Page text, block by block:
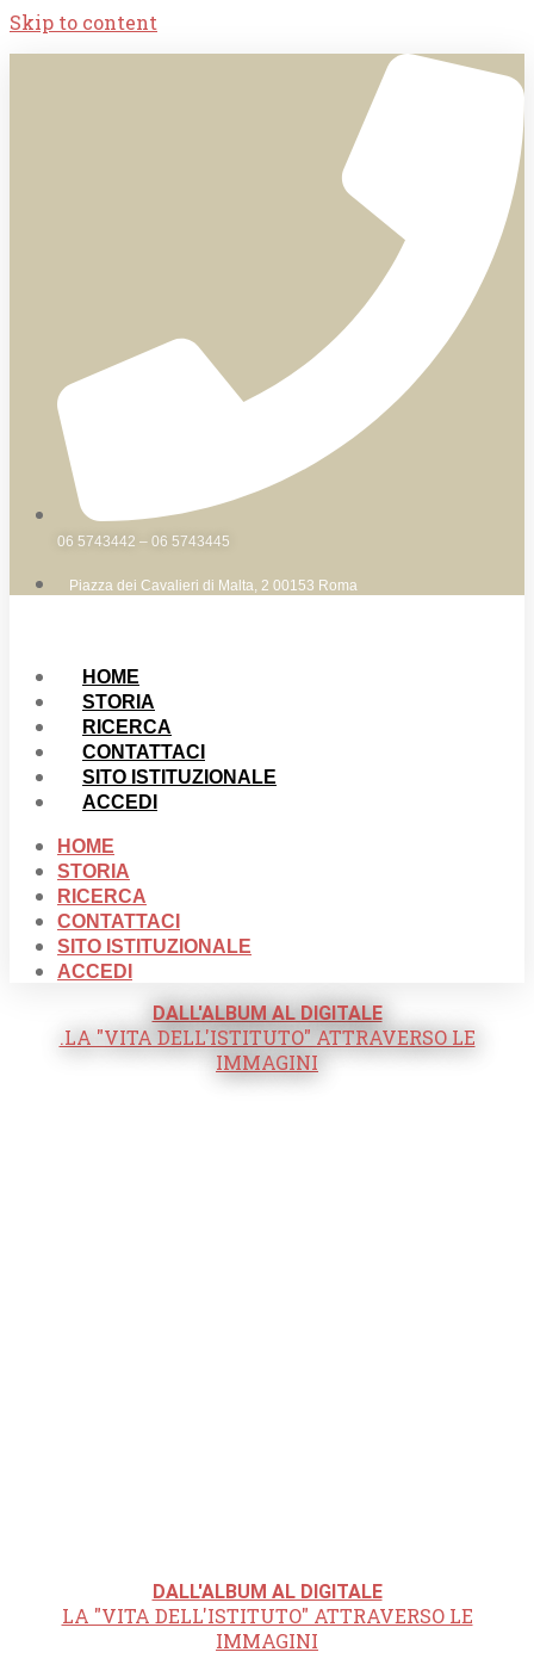
Skip to content
06 5743442 – 06 5743445
Piazza dei Cavalieri di Malta, 2 00153 Roma
HOME
STORIA
RICERCA
CONTATTACI
SITO ISTITUZIONALE
ACCEDI
HOME
STORIA
RICERCA
CONTATTACI
SITO ISTITUZIONALE
ACCEDI
DALL'ALBUM AL DIGITALE
.LA "VITA DELL'ISTITUTO" ATTRAVERSO LE
IMMAGINI
DALL'ALBUM AL DIGITALE
LA "VITA DELL'ISTITUTO" ATTRAVERSO LE
IMMAGINI